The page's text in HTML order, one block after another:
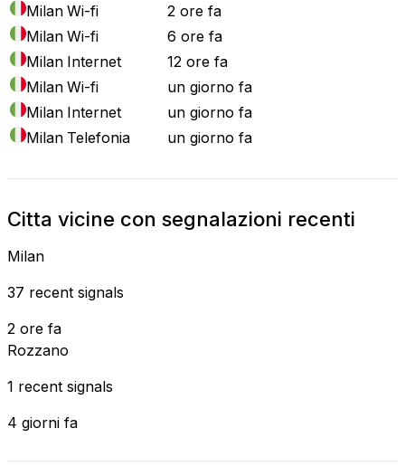
Milan Wi-fi
2 ore fa
Milan Wi-fi
6 ore fa
Milan Internet
12 ore fa
Milan Wi-fi
un giorno fa
Milan Internet
un giorno fa
Milan Telefonia un giorno fa
Citta vicine con segnalazioni recenti
Milan
37 recent signals
2 ore fa
Rozzano
1 recent signals
4 giorni fa